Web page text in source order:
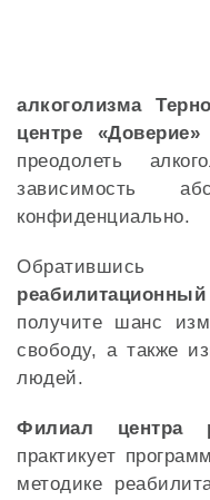
алкоголизма
центре «Доверие»
преодолеть
зависимость
конфиденциально.
получите шанс
свободу, а также
людей.
Филиал центра
практикует
методике